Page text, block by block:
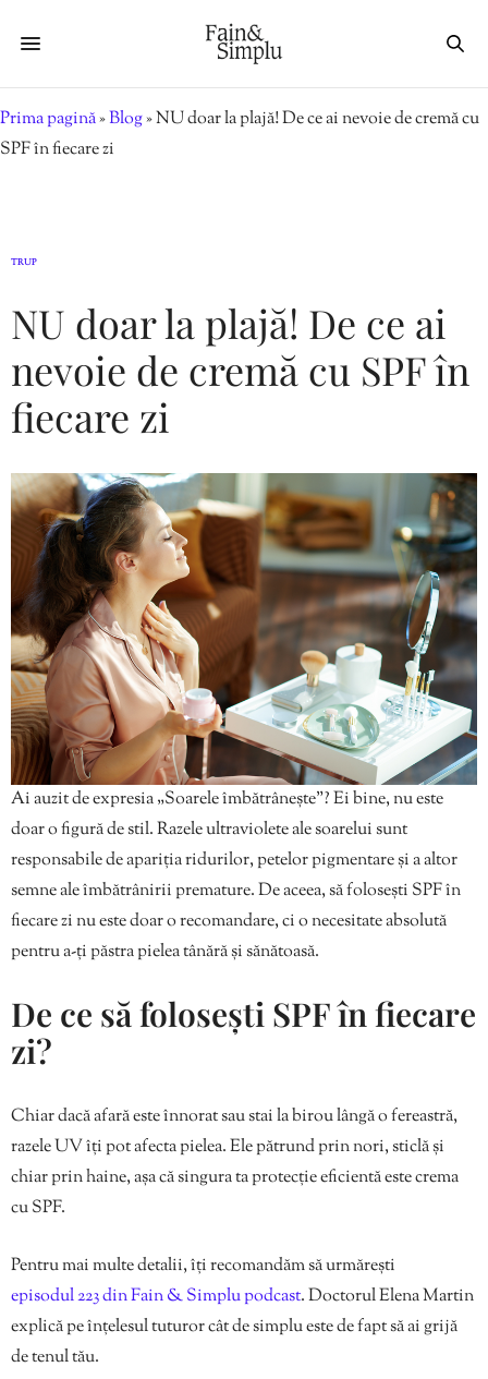
Prima pagină»Blog»NU doar la plajă! De ce ai nevoie de cremă cu
SPF în fiecare zi
TRUP
NU doar la plajă! De ce ai
nevoie de cremă cu SPF în
fiecare zi
Ai auzit de expresia „Soarele îmbătrânește”? Ei bine, nu este
doar o figură de stil. Razele ultraviolete ale soarelui sunt
responsabile de apariția ridurilor, petelor pigmentare și a altor
semne ale îmbătrânirii premature. De aceea, să folosești SPF în
fiecare zi nu este doar o recomandare, ci o necesitate absolută
pentru a-ți păstra pielea tânără și sănătoasă.
De ce să folosești SPF în fiecare
zi?
Chiar dacă afară este înnorat sau stai la birou lângă o fereastră,
razele UV îți pot afecta pielea. Ele pătrund prin nori, sticlă și
chiar prin haine, așa că singura ta protecție eficientă este crema
cu SPF.
Pentru mai multe detalii, îți recomandăm să urmărești
episodul 223 din Fain & Simplu podcast. Doctorul Elena Martin
explică pe înțelesul tuturor cât de simplu este de fapt să ai grijă
de tenul tău.